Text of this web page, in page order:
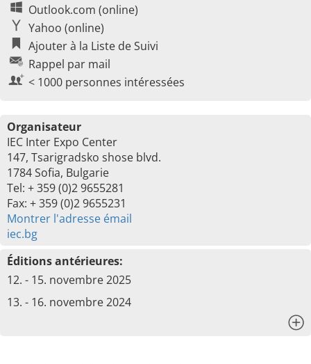
Outlook.com (online)
Yahoo (online)
Ajouter à la Liste de Suivi
Rappel par mail
< 1000 personnes intéressées
Organisateur
IEC Inter Expo Center
147, Tsarigradsko shose blvd.
1784 Sofia, Bulgarie
Tel: + 359 (0)2 9655281
Fax: + 359 (0)2 9655231
Montrer l'adresse émail
iec.bg
Éditions antérieures:
12. - 15. novembre 2025
13. - 16. novembre 2024